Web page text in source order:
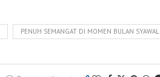
PENUH SEMANGAT DI MOMEN BULAN SYAWAL